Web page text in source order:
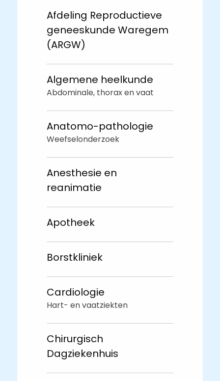
Afdeling Reproductieve
geneeskunde Waregem
(ARGW)
Algemene heelkunde
Abdominale, thorax en vaat
Anatomo-pathologie
Weefselonderzoek
Anesthesie en
reanimatie
Apotheek
Borstkliniek
Cardiologie
Hart- en vaatziekten
Chirurgisch
Dagziekenhuis